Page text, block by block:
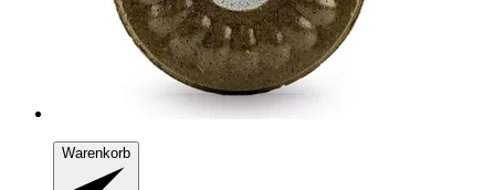
Warenkorb